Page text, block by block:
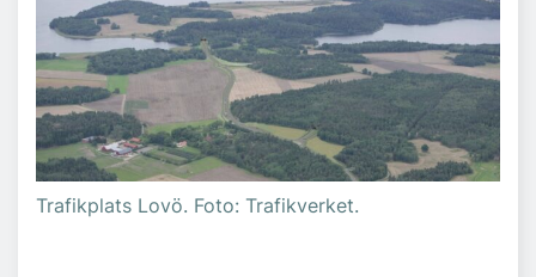
Trafikplats Lovö. Foto: Trafikverket.